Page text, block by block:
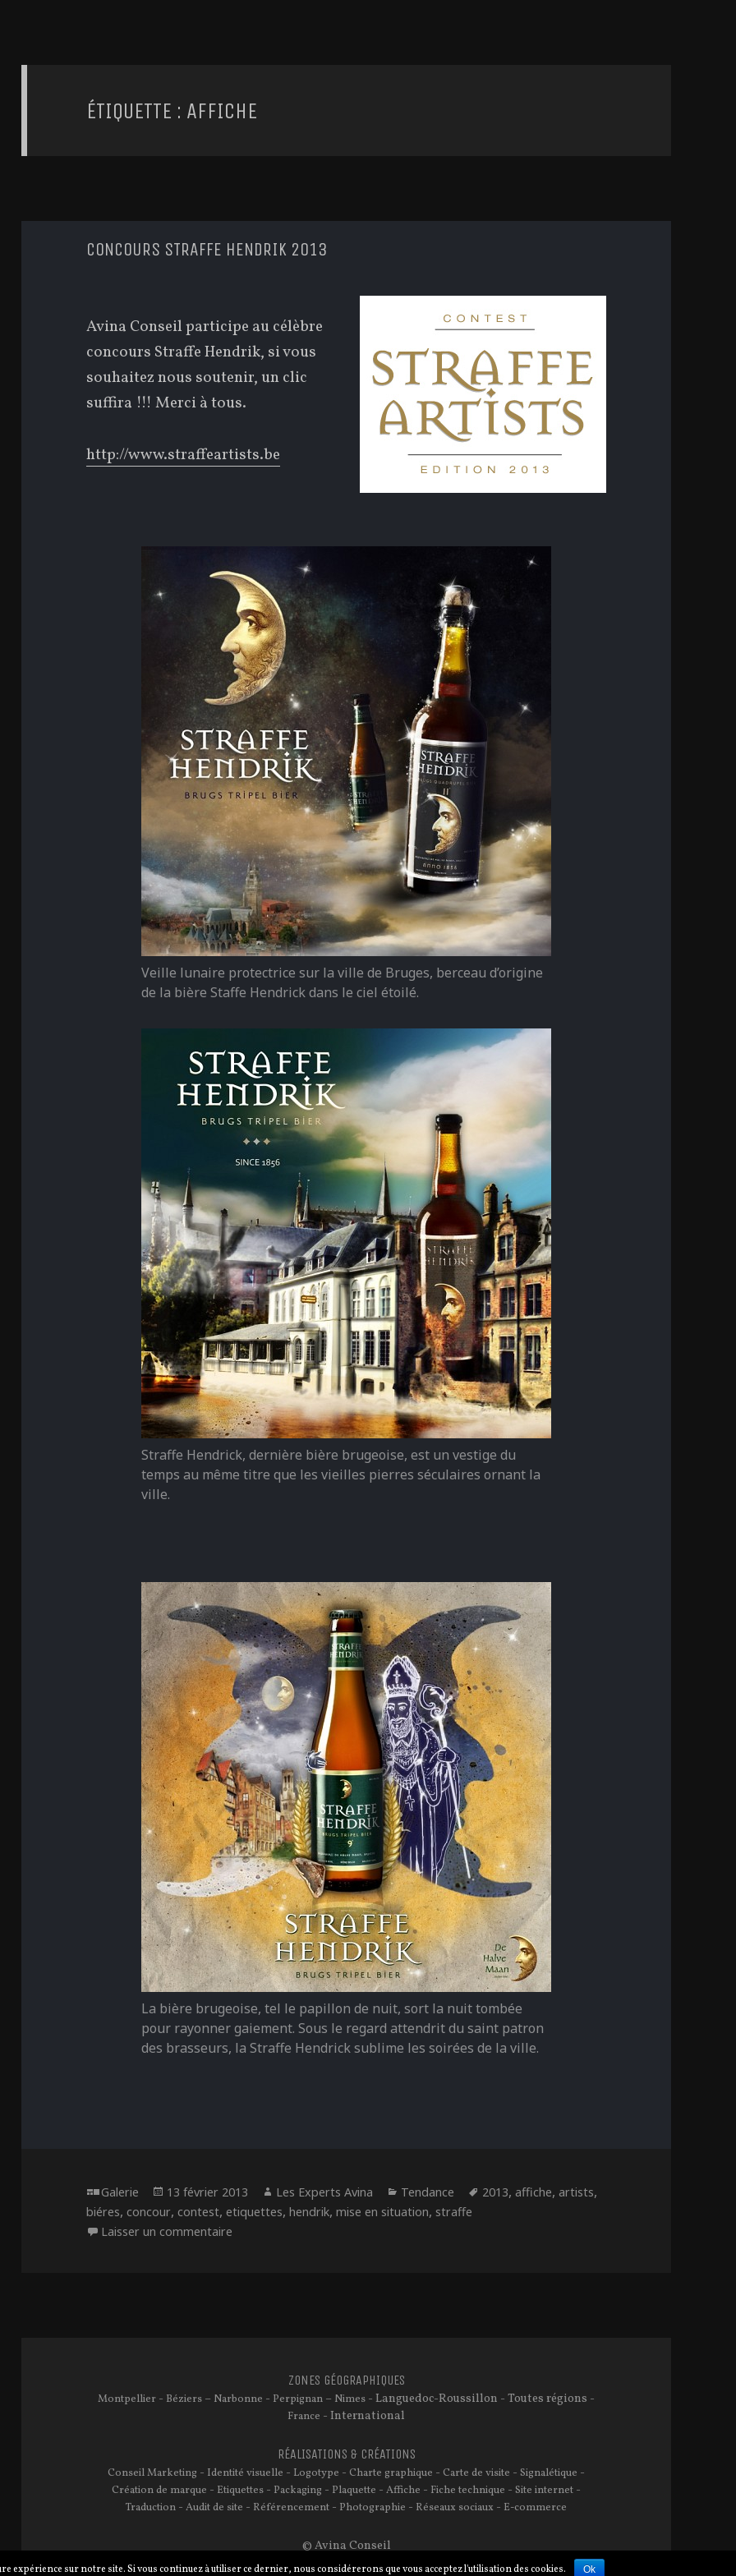
ÉTIQUETTE : AFFICHE
CONCOURS STRAFFE HENDRIK 2013
Avina Conseil participe au célèbre
concours Straffe Hendrik, si vous
souhaitez nous soutenir, un clic
suffira !!! Merci à tous.
http://www.straffeartists.be
Veille lunaire protectrice sur la ville de Bruges, berceau d’origine
de la bière Staffe Hendrick dans le ciel étoilé.
Straffe Hendrick, dernière bière brugeoise, est un vestige du
temps au même titre que les vieilles pierres séculaires ornant la
ville.
La bière brugeoise, tel le papillon de nuit, sort la nuit tombée
pour rayonner gaiement. Sous le regard attendrit du saint patron
des brasseurs, la Straffe Hendrick sublime les soirées de la ville.
Format
Galerie
Publié
le
13 février 2013 Auteur
Les Experts Avina Catégories
Tendance Étiquettes
2013, affiche, artists,
biéres,concour,contest,etiquettes,hendrik,mise en situation, straffe
Laisser un commentaire
ZONES GÉOGRAPHIQUES
Montpellier - Béziers – Narbonne - Perpignan – Nimes - Languedoc-Roussillon - Toutes régions -
France - International
RÉALISATIONS & CRÉATIONS
Conseil Marketing - Identité visuelle - Logotype - Charte graphique - Carte de visite -Signalétique -
Création de marque - Etiquettes - Packaging - Plaquette -Affiche - Fiche technique -Site internet -
Traduction -Audit de site - Référencement - Photographie - Réseaux sociaux - E-commerce
© Avina Conseil
expérience sur notre site. Si vous continuez à utiliser ce dernier, nous considérerons que vous acceptez l'utilisation des cookies. Ok